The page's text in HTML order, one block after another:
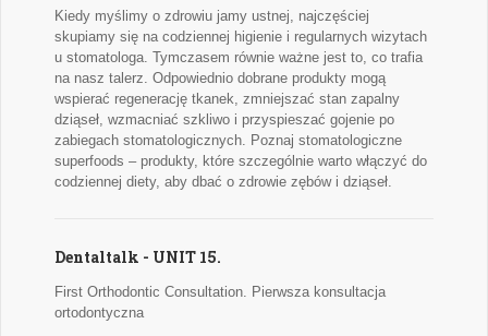
Kiedy myślimy o zdrowiu jamy ustnej, najczęściej
skupiamy się na codziennej higienie i regularnych wizytach
u stomatologa. Tymczasem równie ważne jest to, co trafia
na nasz talerz. Odpowiednio dobrane produkty mogą
wspierać regenerację tkanek, zmniejszać stan zapalny
dziąseł, wzmacniać szkliwo i przyspieszać gojenie po
zabiegach stomatologicznych. Poznaj stomatologiczne
superfoods – produkty, które szczególnie warto włączyć do
codziennej diety, aby dbać o zdrowie zębów i dziąseł.
Dentaltalk - UNIT 15.
First Orthodontic Consultation. Pierwsza konsultacja
ortodontyczna